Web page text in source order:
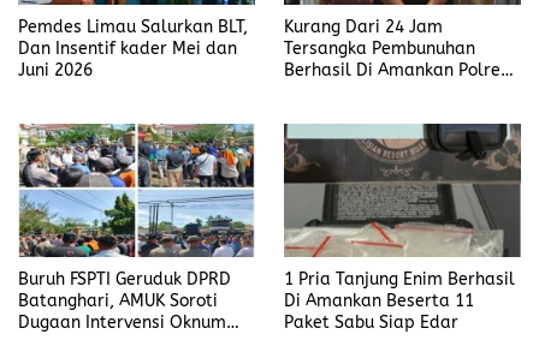
Pemdes Limau Salurkan BLT,
Dan Insentif kader Mei dan
Juni 2026
Kurang Dari 24 Jam
Tersangka Pembunuhan
Berhasil Di Amankan Polres
Buruh FSPTI Geruduk DPRD
Batanghari, AMUK Soroti
Dugaan Intervensi Oknum
1 Pria Tanjung Enim Berhasil
Di Amankan Beserta 11
Paket Sabu Siap Edar